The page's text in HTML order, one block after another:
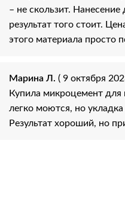
– не скользит.
результат того стоит.
этого материала просто
Марина Л. ( 9 октября
Купила микроцемент
легко моются, но
Результат хороший, но